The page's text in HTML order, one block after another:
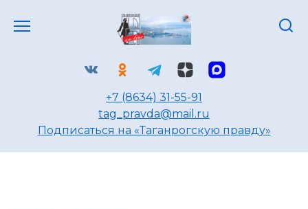
+7 (8634) 31-55-91
tag_pravda@mail.ru
Подписаться на «Таганрогскую правду»